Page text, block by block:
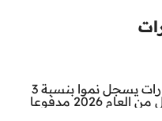
اقتصاد دولة الامارات يسجل نموا بنسبة 3
% خلال الربع الاول من العام 2026 مدفوعا